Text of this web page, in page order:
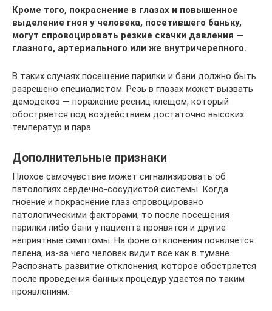
Кроме того, покраснение в глазах и повышенное
выделение гноя у человека, посетившего баньку,
могут спровоцировать резкие скачки давления —
глазного, артериального или же внутричерепного.
В таких случаях посещение парилки и бани должно быть
разрешено специалистом. Резь в глазах может вызвать
демодекоз — поражение ресниц клещом, который
обостряется под воздействием достаточно высоких
температур и пара.
Дополнительные признаки
Плохое самочувствие может сигнализировать об
патологиях сердечно-сосудистой системы. Когда
гноение и покраснение глаз спровоцировано
патологическими факторами, то после посещения
парилки либо бани у пациента проявятся и другие
неприятные симптомы. На фоне отклонения появляется
пелена, из-за чего человек видит все как в тумане.
Распознать развитие отклонения, которое обостряется
после проведения банных процедур удается по таким
проявлениям: